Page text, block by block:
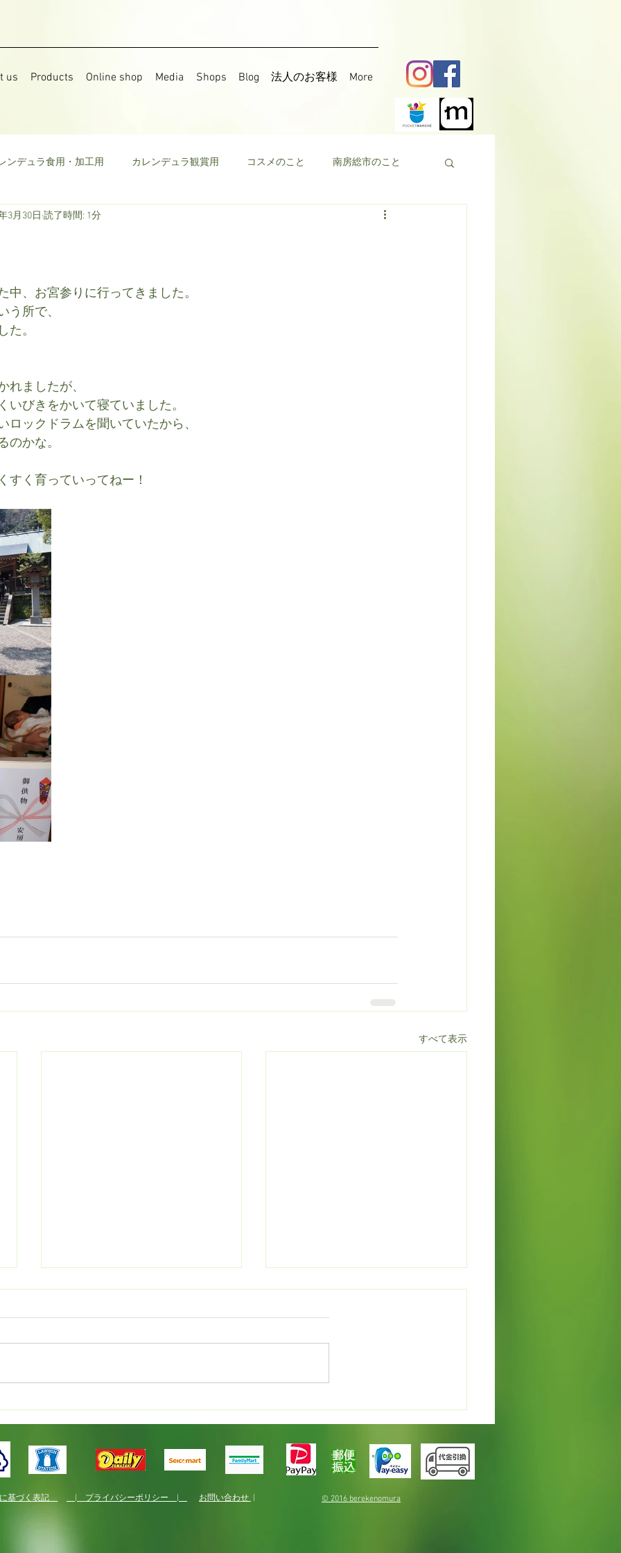
us Products Online shop Media Shops Blog 法人のお客様 More
ンデュラ食用・加工用 カレンデュラ観賞用 コスメのこと 南房総市のこと
果樹 食用菜の花
3月30日 読了時間: 1分
中、お宮参りに行ってきました。
う所で、
た。
れましたが、
いびきをかいて寝ていました。
ロックドラムを聞いていたから、
のかな。
すく育っていってねー！
すべて表示
基づく表記 | プライバシーポリシー | © 2016 berekenomura
お問い合わせ